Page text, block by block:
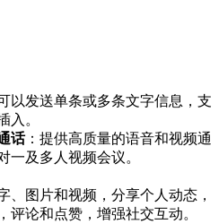
以发送单条或多条文字信息，支
入。
话：提供高质量的语音和视频通
一及多人视频会议。
、图片和视频，分享个人动态，
评论和点赞，增强社交互动。